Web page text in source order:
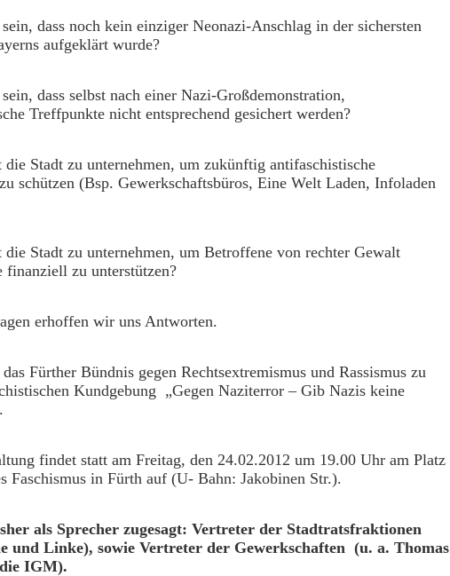
dass noch kein einziger Neonazi-Anschlag in der sichersten
aufgeklärt wurde?
dass selbst nach einer Nazi-Großdemonstration,
Treffpunkte nicht entsprechend gesichert werden?
die Stadt zu unternehmen, um zukünftig antifaschistische
schützen (Bsp. Gewerkschaftsbüros, Eine Welt Laden, Infoladen
die Stadt zu unternehmen, um Betroffene von rechter Gewalt
finanziell zu unterstützen?
erhoffen wir uns Antworten.
Fürther Bündnis gegen Rechtsextremismus und Rassismus zu
Kundgebung „Gegen Naziterror – Gib Nazis keine
findet statt am Freitag, den 24.02.2012 um 19.00 Uhr am Platz
Faschismus in Fürth auf (U- Bahn: Jakobinen Str.).
als Sprecher zugesagt: Vertreter der Stadtratsfraktionen
und Linke), sowie Vertreter der Gewerkschaften (u. a. Thomas
IGM).